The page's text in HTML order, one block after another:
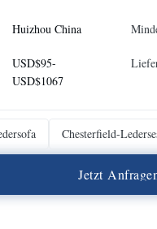
Huizhou China
USD$95-
USD$1067
Chesterfield-
Jetzt Anfrage